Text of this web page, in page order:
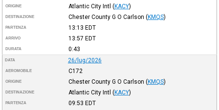
ORIGINE Atlantic City Intl (KACY)
DESTINAZIONE Chester County G O Carlson (KMQS)
PARTENZA 13:13 EDT
ARRIVO 13:57 EDT
DURATA 0:43
DATA 26/lug/2026
AEROMOBILE C172
ORIGINE Chester County G O Carlson (KMQS)
DESTINAZIONE Atlantic City Intl (KACY)
PARTENZA 09:53 EDT